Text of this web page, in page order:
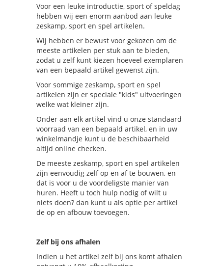
Voor een leuke introductie, sport of speldag
hebben wij een enorm aanbod aan leuke
zeskamp, sport en spel artikelen.
Wij hebben er bewust voor gekozen om de
meeste artikelen per stuk aan te bieden,
zodat u zelf kunt kiezen hoeveel exemplaren
van een bepaald artikel gewenst zijn.
Voor sommige zeskamp, sport en spel
artikelen zijn er speciale "kids" uitvoeringen
welke wat kleiner zijn.
Onder aan elk artikel vind u onze standaard
voorraad van een bepaald artikel, en in uw
winkelmandje kunt u de beschibaarheid
altijd online checken.
De meeste zeskamp, sport en spel artikelen
zijn eenvoudig zelf op en af te bouwen, en
dat is voor u de voordeligste manier van
huren. Heeft u toch hulp nodig of wilt u
niets doen? dan kunt u als optie per artikel
de op en afbouw toevoegen.
Zelf bij ons afhalen
Indien u het artikel zelf bij ons komt afhalen